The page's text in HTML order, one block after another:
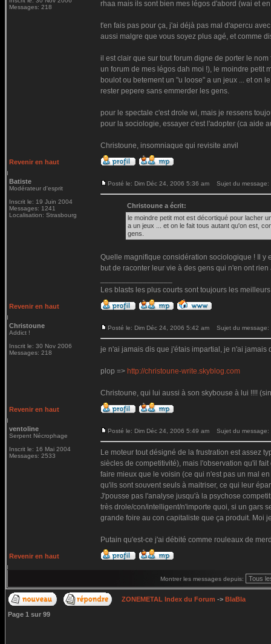
Messages: 218
rhaa mais ils sont bien mes légos d'abord (wai et
t'en fais pas pour ça, j'ai déjà pas mal d'apercu
aussi malgre que vous soyez plus agé, et comme
il est clair que sur tout forum digne de porter le
un forum de mes légos dah moi !), le moindre petit
boulot ou betement un "u loose" a un jeux ... et on
rester pepere sans emmerder les gens.
pour le spectale c'est drole wi, mais je ressens
pour la sociologie, essayer c'est l'adopter (ca aide
Christoune, insomniaque qui revisite anvil
Revenir en haut
Batiste
Modérateur d'esprit
Inscrit le: 19 Juin 2004
Messages: 1241
Localisation: Strasbourg
Posté le: Dim Déc 24, 2006 5:36 am Sujet du message:
Christoune a écrit:
le moindre petit mot est décortiqué pour lacher
a un jeux ... et on le fait tous autant qu'on est,
gens.
Quelle magnifique considération sociologique ! Il y
but de raconter leur vie à des gens qui n'en ont
Les blasts les plus courts sont toujours les
Revenir en haut
Christoune
Addict !
Inscrit le: 30 Nov 2006
Messages: 218
Posté le: Dim Déc 24, 2006 5:42 am Sujet du message:
je n'ai jamais dis que j'étais impartial, je n'ai
plop => http://christoune-write.skyblog.com
Christoune, qui lui aussi à son skybouse à lui !!!!
Revenir en haut
ventoline
Serpent Nécrophage
Inscrit le: 16 Mai 2004
Messages: 2533
Posté le: Dim Déc 24, 2006 5:49 am Sujet du message:
Le moteur tout désigné de la frustration est assez
siècles de competitivité), mais l'observation qu'il
faire mieux que le voisin (ce qui n'est pas un mal
qu'ils sont souvent seuls à maitriser, ce qui leur
J'pousse pas l'analyse jusqu'à la psychose
très drole/con/intelligent/n'importe quoi, si un gars
grande foire au con capitaliste que ça produit. Moi
Putain qu'est-ce j'ai débité comme rouleaux de
Revenir en haut
Montrer les messages depuis:
ZONEMETAL Index du Forum -> BlaBla
Page 1 sur 99